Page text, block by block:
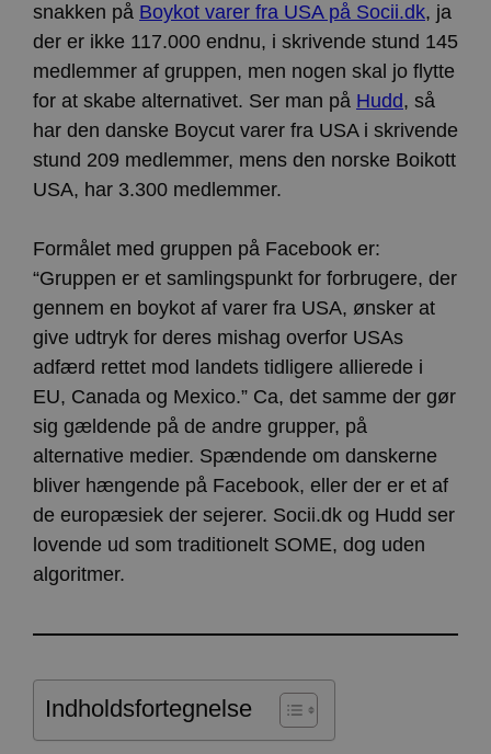
snakken på Boykot varer fra USA på Socii.dk, ja
der er ikke 117.000 endnu, i skrivende stund 145
medlemmer af gruppen, men nogen skal jo flytte
for at skabe alternativet. Ser man på Hudd, så
har den danske Boycut varer fra USA i skrivende
stund 209 medlemmer, mens den norske Boikott
USA, har 3.300 medlemmer.
Formålet med gruppen på Facebook er:
“Gruppen er et samlingspunkt for forbrugere, der
gennem en boykot af varer fra USA, ønsker at
give udtryk for deres mishag overfor USAs
adfærd rettet mod landets tidligere allierede i
EU, Canada og Mexico.” Ca, det samme der gør
sig gældende på de andre grupper, på
alternative medier. Spændende om danskerne
bliver hængende på Facebook, eller der er et af
de europæsiek der sejerer. Socii.dk og Hudd ser
lovende ud som traditionelt SOME, dog uden
algoritmer.
Indholdsfortegnelse